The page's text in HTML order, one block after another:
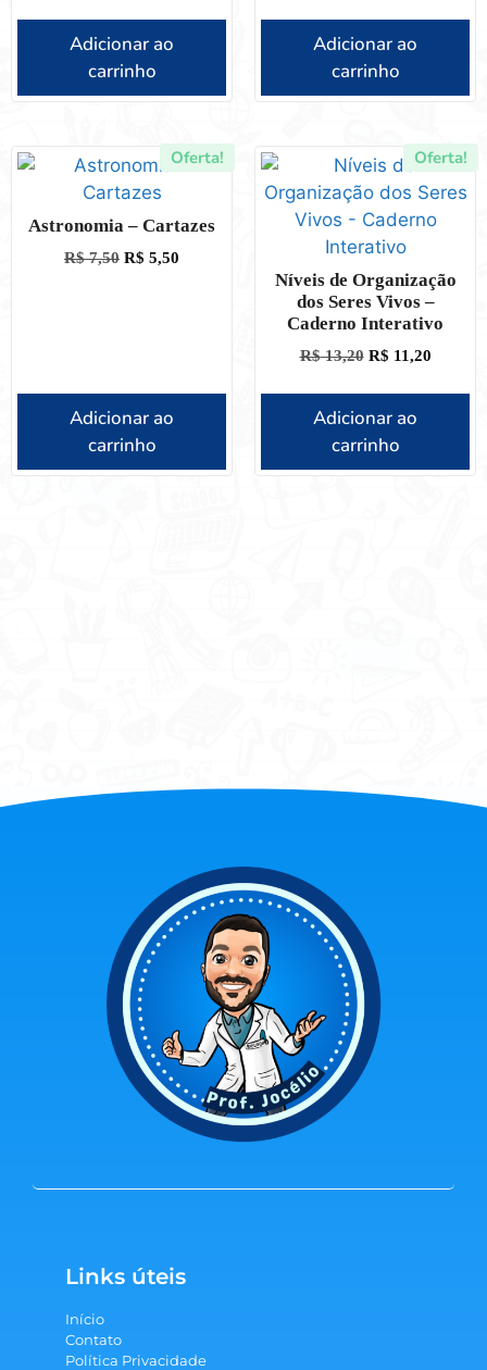
Adicionar ao
carrinho
Adicionar ao
carrinho
Oferta!
Astronomia – Cartazes
R$7,50 R$ 5,50
Adicionar ao
carrinho
Oferta!
Níveis de Organização
dos Seres Vivos –
Caderno Interativo
R$13,20 R$ 11,20
Adicionar ao
carrinho
Links úteis
Início
Contato
Política Privacidade